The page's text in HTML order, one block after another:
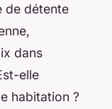
de détente
dans
elle
habitation ?